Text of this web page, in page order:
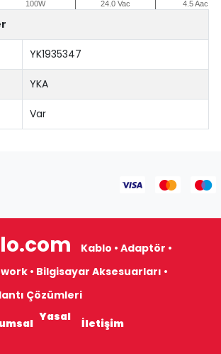
100W
24.0 Vac 4.5 Aac
YK1935347
YKA
Var
Kablo • Adaptör •
• Bilgisayar Aksesuarları •
Çözümleri
Yasal İletişim